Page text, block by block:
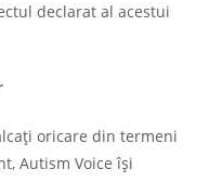
declarat al acestui
oricare din termeni
Autism Voice îşi